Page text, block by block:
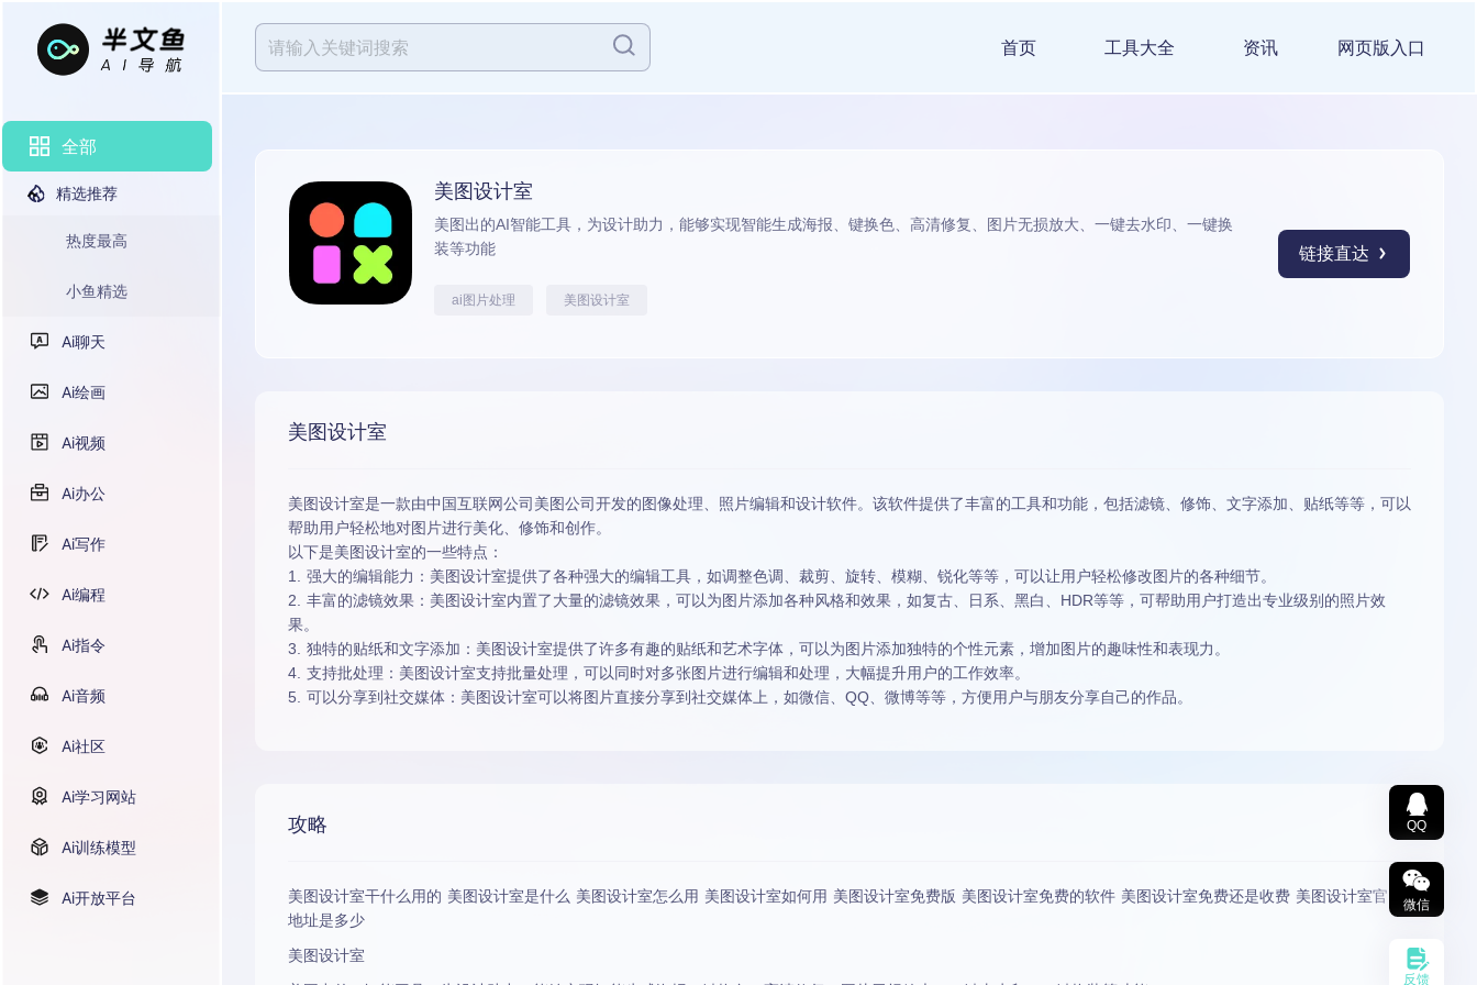
全部
精选推荐
热度最高
小鱼精选
Ai聊天
Ai绘画
Ai视频
Ai办公
Ai写作
Ai编程
Ai指令
Ai音频
Ai社区
Ai学习网站
Ai训练模型
Ai开放平台
首页 工具大全 资讯 网页版入口
美图设计室
美图出的AI智能工具，为设计助力，能够实现智能生成海报、键换色、高清修复、图片无损放大、一键去水印、一键换
装等功能
ai图片处理 美图设计室
链接直达
美图设计室
美图设计室是一款由中国互联网公司美图公司开发的图像处理、照片编辑和设计软件。该软件提供了丰富的工具和功能，包括滤镜、修饰、文字添加、贴纸等等，可以
帮助用户轻松地对图片进行美化、修饰和创作。
以下是美图设计室的一些特点：
1. 强大的编辑能力：美图设计室提供了各种强大的编辑工具，如调整色调、裁剪、旋转、模糊、锐化等等，可以让用户轻松修改图片的各种细节。
2. 丰富的滤镜效果：美图设计室内置了大量的滤镜效果，可以为图片添加各种风格和效果，如复古、日系、黑白、HDR等等，可帮助用户打造出专业级别的照片效
果。
3. 独特的贴纸和文字添加：美图设计室提供了许多有趣的贴纸和艺术字体，可以为图片添加独特的个性元素，增加图片的趣味性和表现力。
4. 支持批处理：美图设计室支持批量处理，可以同时对多张图片进行编辑和处理，大幅提升用户的工作效率。
5. 可以分享到社交媒体：美图设计室可以将图片直接分享到社交媒体上，如微信、QQ、微博等等，方便用户与朋友分享自己的作品。
攻略
美图设计室干什么用的 美图设计室是什么 美图设计室怎么用 美图设计室如何用 美图设计室免费版 美图设计室免费的软件 美图设计室免费还是收费 美图设计室官网
地址是多少
美图设计室
QQ
微信
反馈